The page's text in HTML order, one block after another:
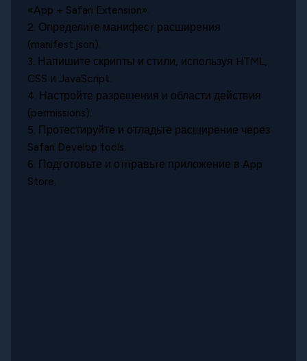
«App + Safari Extension».
2. Определите манифест расширения
(manifest.json).
3. Напишите скрипты и стили, используя HTML,
CSS и JavaScript.
4. Настройте разрешения и области действия
(permissions).
5. Протестируйте и отладьте расширение через
Safari Develop tools.
6. Подготовьте и отправьте приложение в App
Store.